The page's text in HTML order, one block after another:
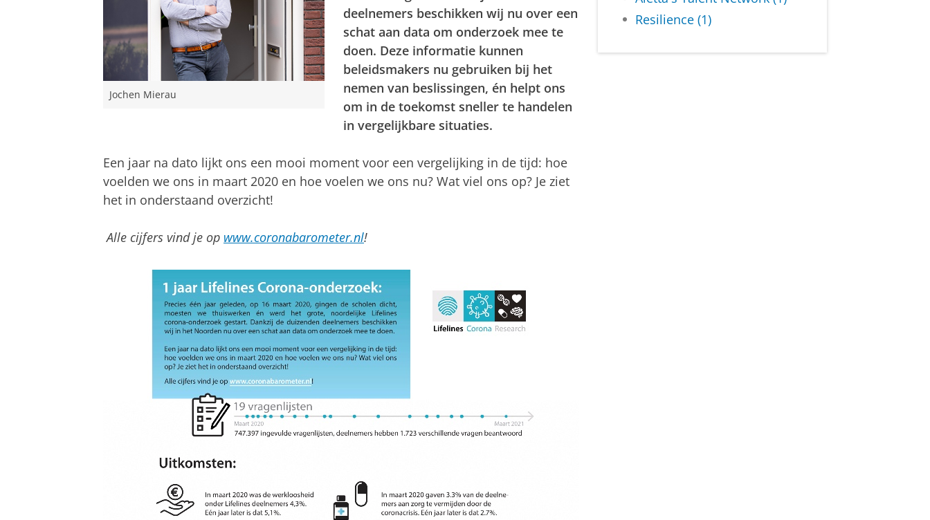
Jochen Mierau
deelnemers beschikken wij nu over een
schat aan data om onderzoek mee te
doen. Deze informatie kunnen
beleidsmakers nu gebruiken bij het
nemen van beslissingen, én helpt ons
om in de toekomst sneller te handelen
in vergelijkbare situaties.
Een jaar na dato lijkt ons een mooi moment voor een vergelijking in de tijd: hoe
voelden we ons in maart 2020 en hoe voelen we ons nu? Wat viel ons op? Je ziet
het in onderstaand overzicht!
Alle cijfers vind je op www.coronabarometer.nl!
Resilience (1)